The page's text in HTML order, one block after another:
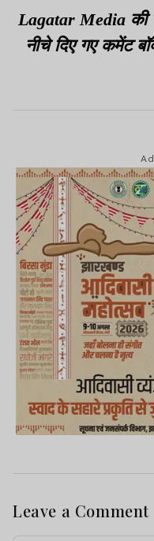
हड़कंप
Lagatar Media
नीचे दिए गए कमेंट
Leave a Comment